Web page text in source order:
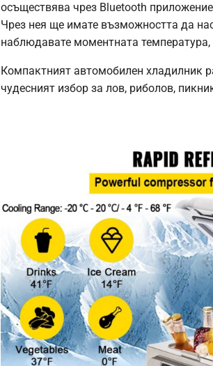
осъществява чрез Bluetooth
Чрез нея ще имате възможността да
наблюдавате моментната
Компактният автомобилен хладилник
чудесният избор за лов, риболов,